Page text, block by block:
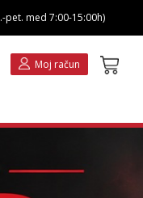
pet. med 7:00-15:00h)
Moj račun